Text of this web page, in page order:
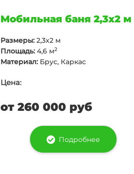
Мобильная баня 2,3х2 м
Размеры: 2,3х2 м
Площадь: 4,6 м2
Материал: Брус, Каркас
Цена:
от 260 000 руб
Подробнее